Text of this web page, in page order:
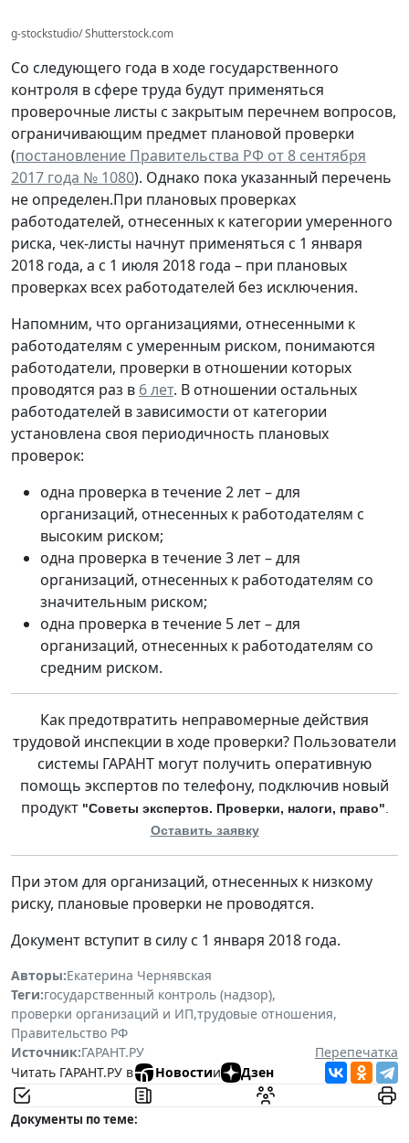
g-stockstudio/ Shutterstock.com
Со следующего года в ходе государственного
контроля в сфере труда будут применяться
проверочные листы с закрытым перечнем вопросов,
ограничивающим предмет плановой проверки
(постановление Правительства РФ от 8 сентября
2017 года № 1080). Однако пока указанный перечень
не определен.При плановых проверках
работодателей, отнесенных к категории умеренного
риска, чек-листы начнут применяться с 1 января
2018 года, а с 1 июля 2018 года – при плановых
проверках всех работодателей без исключения.
Напомним, что организациями, отнесенными к
работодателям с умеренным риском, понимаются
работодатели, проверки в отношении которых
проводятся раз в 6 лет. В отношении остальных
работодателей в зависимости от категории
установлена своя периодичность плановых
проверок:
одна проверка в течение 2 лет – для
организаций, отнесенных к работодателям с
высоким риском;
одна проверка в течение 3 лет – для
организаций, отнесенных к работодателям со
значительным риском;
одна проверка в течение 5 лет – для
организаций, отнесенных к работодателям со
средним риском.
Как предотвратить неправомерные действия
трудовой инспекции в ходе проверки? Пользователи
системы ГАРАНТ могут получить оперативную
помощь экспертов по телефону, подключив новый
продукт "Советы экспертов. Проверки, налоги, право"
Оставить заявку
При этом для организаций, отнесенных к низкому
риску, плановые проверки не проводятся.
Документ вступит в силу с 1 января 2018 года.
Авторы:Екатерина Чернявская
Теги:государственный контроль (надзор),
проверки организаций и ИП,трудовые отношения,
Правительство РФ
Источник:ГАРАНТ.РУ
Перепечатка
Читать ГАРАНТ.РУ в
Новостии Дзен
Документы по теме: